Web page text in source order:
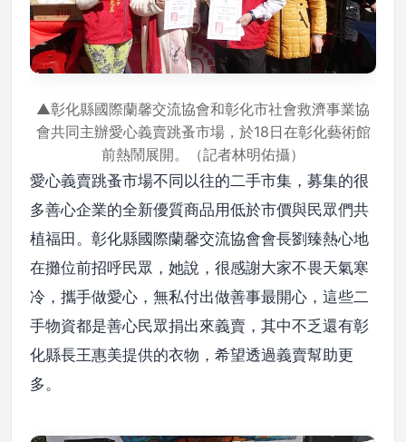
▲彰化縣國際蘭馨交流協會和彰化市社會救濟事業協
會共同主辦愛心義賣跳蚤市場，於18日在彰化藝術館
前熱鬧展開。（記者林明佑攝）
愛心義賣跳蚤市場不同以往的二手市集，募集的很
多善心企業的全新優質商品用低於市價與民眾們共
植福田。彰化縣國際蘭馨交流協會會長劉臻熱心地
在攤位前招呼民眾，她說，很感謝大家不畏天氣寒
冷，攜手做愛心，無私付出做善事最開心，這些二
手物資都是善心民眾捐出來義賣，其中不乏還有彰
化縣長王惠美提供的衣物，希望透過義賣幫助更
多。